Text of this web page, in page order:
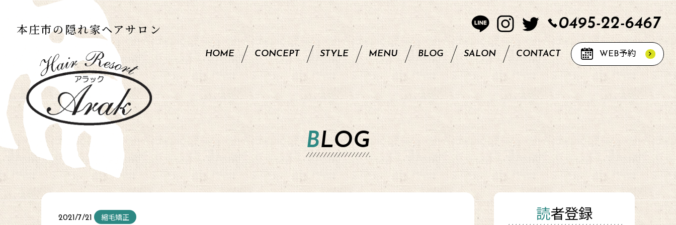
0495-22-6467
HOME CONCEPT STYLE MENU BLOG SALON CONTACT WEB予約
本庄市の隠れ家ヘアサロン
BLOG
2021/7/21 縮毛矯正 読者登録